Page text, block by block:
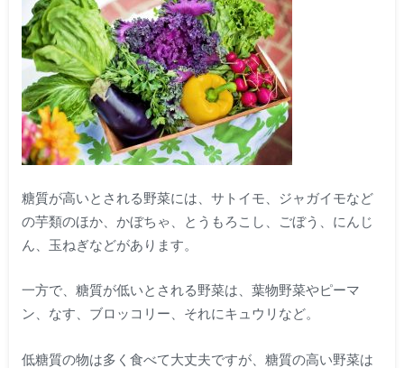
糖質が高いとされる野菜には、サトイモ、ジャガイモなど
の芋類のほか、かぼちゃ、とうもろこし、ごぼう、にんじ
ん、玉ねぎなどがあります。
一方で、糖質が低いとされる野菜は、葉物野菜やピーマ
ン、なす、ブロッコリー、それにキュウリなど。
低糖質の物は多く食べて大丈夫ですが、糖質の高い野菜は